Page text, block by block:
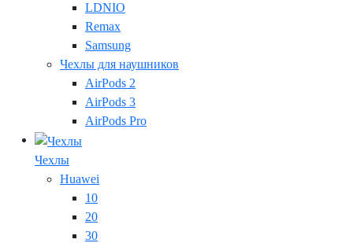
LDNIO
Remax
Samsung
Чехлы для наушников
AirPods 2
AirPods 3
AirPods Pro
Чехлы
Huawei
10
20
30